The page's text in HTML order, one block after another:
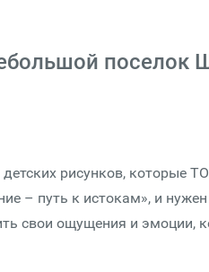
поселок
рисунков, которые
– путь к истокам», и
свои ощущения и эмоции,